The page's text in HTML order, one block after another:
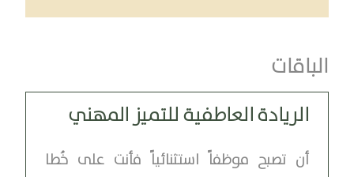
الباقات
الريادة العاطفية للتميز المهني
أن تصبح موظفاً استثنائياً فأنت على خُطا